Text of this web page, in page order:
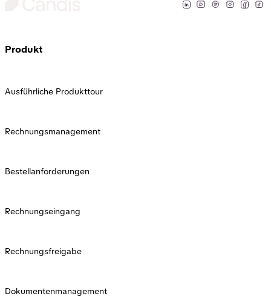
Produkt
Ausführliche Produkttour
Rechnungsmanagement
Bestellanforderungen
Rechnungseingang
Rechnungsfreigabe
Dokumentenmanagement